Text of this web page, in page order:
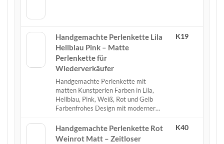
Handgemachte Perlenkette Lila
Hellblau Pink – Matte
Perlenkette für
Wiederverkäufer
Handgemachte Perlenkette mit
matten Kunstperlen Farben in Lila,
Hellblau, Pink, Weiß, Rot und Gelb
Farbenfrohes Design mit moderner…
K19
Handgemachte Perlenkette Rot
Weinrot Matt – Zeitloser
K40